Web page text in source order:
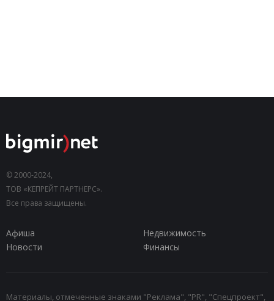
© 2000-2024,
ТОВ «КЕПРЕЙТ ПАРТНЕРС».
Все права защищены.
Афиша
Недвижимость
Новости
Финансы
Материалы, отмеченные знаками "Реклама", "PR", "Спецпроект",